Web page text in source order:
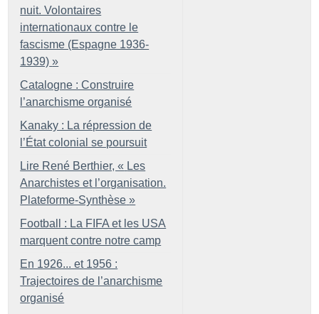
nuit. Volontaires
internationaux contre le
fascisme (Espagne 1936-
1939) »
Catalogne : Construire
l’anarchisme organisé
Kanaky : La répression de
l’État colonial se poursuit
Lire René Berthier, « Les
Anarchistes et l’organisation.
Plateforme-Synthèse »
Football : La FIFA et les USA
marquent contre notre camp
En 1926... et 1956 :
Trajectoires de l’anarchisme
organisé